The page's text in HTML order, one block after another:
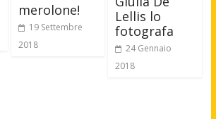
merolone!
19 Settembre
2018
Lellis lo
fotografa
24 Gennaio
2018